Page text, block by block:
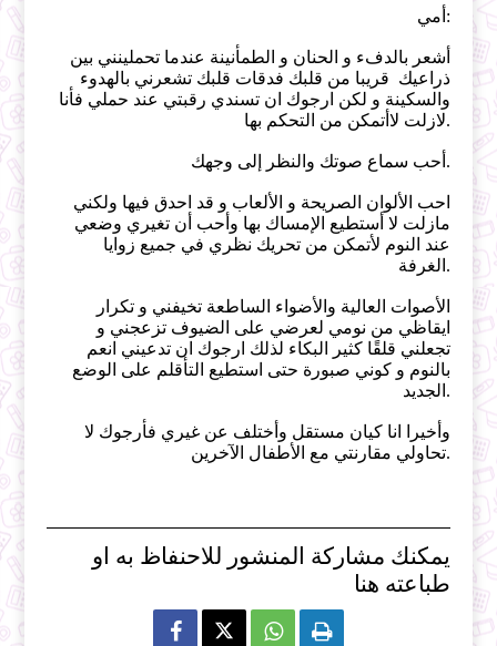
أمي:
أشعر بالدفء و الحنان و الطمأنينة عندما تحملينني بين
ذراعيك قريبا من قلبك فدقات قلبك تشعرني بالهدوء
والسكينة و لكن ارجوك ان تسندي رقبتي عند حملي فأنا
لازلت لاأتمكن من التحكم بها.
أحب سماع صوتك والنظر إلى وجهك.
احب الألوان الصريحة و الألعاب و قد احدق فيها ولكني
مازلت لا أستطيع الإمساك بها وأحب أن تغيري وضعي
عند النوم لأتمكن من تحريك نظري في جميع زوايا
الغرفة.
الأصوات العالية والأضواء الساطعة تخيفني و تكرار
ايقاظي من نومي لعرضي على الضيوف تزعجني و
تجعلني قلقًا كثير البكاء لذلك ارجوك ان تدعيني انعم
بالنوم و كوني صبورة حتى استطيع التأقلم على الوضع
الجديد.
وأخيرا انا كيان مستقل وأختلف عن غيري فأرجوك لا
تحاولي مقارنتي مع الأطفال الآخرين.
يمكنك مشاركة المنشور للاحنفاظ به او
طباعته هنا
  